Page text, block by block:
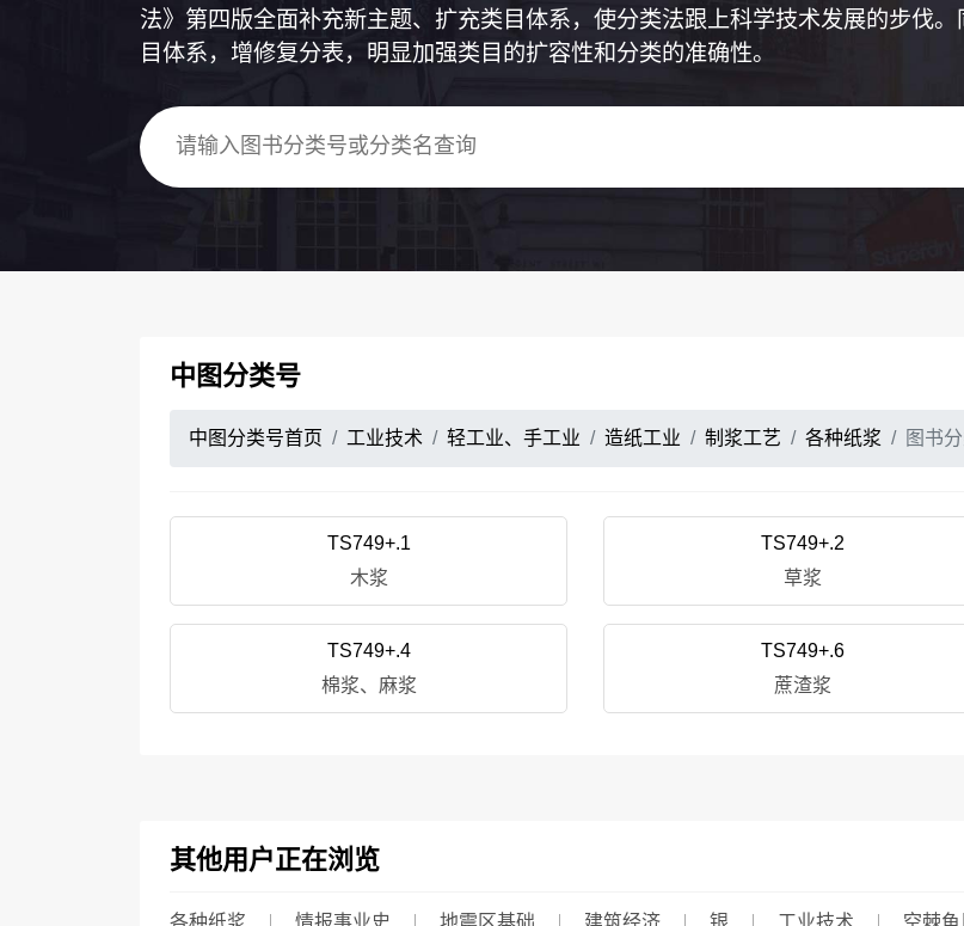
法》第四版全面补充新主题、扩充类目体系，使分类法跟上科学技术发展的步伐
目体系，增修复分表，明显加强类目的扩容性和分类的准确性。
中图分类号
中图分类号首页 工业技术 轻工业、手工业 造纸工业 制浆工艺 各种纸浆 图书
TS749+.1
木浆
TS749+.2
草浆
TS749+.4
棉浆、麻浆
TS749+.6
蔗渣浆
其他用户正在浏览
各种纸浆 情报事业史 地震区基础 建筑经济 银 工业技术 空棘鱼